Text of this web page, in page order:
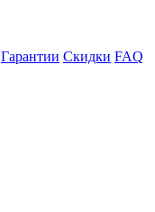
Гарантии Скидки FAQ